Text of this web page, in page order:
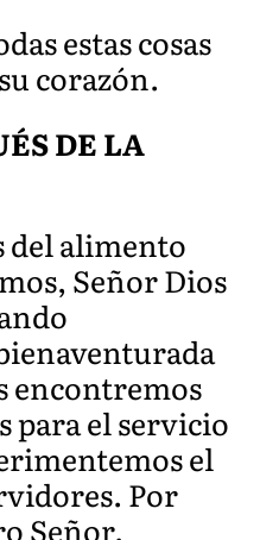
estas cosas
corazón.
DE LA
del alimento
Señor Dios
encontremos
para el servicio
el
Por
Señor.